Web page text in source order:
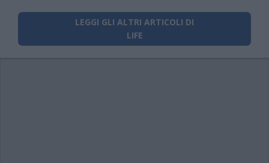
LEGGI GLI ALTRI ARTICOLI DI
LIFE